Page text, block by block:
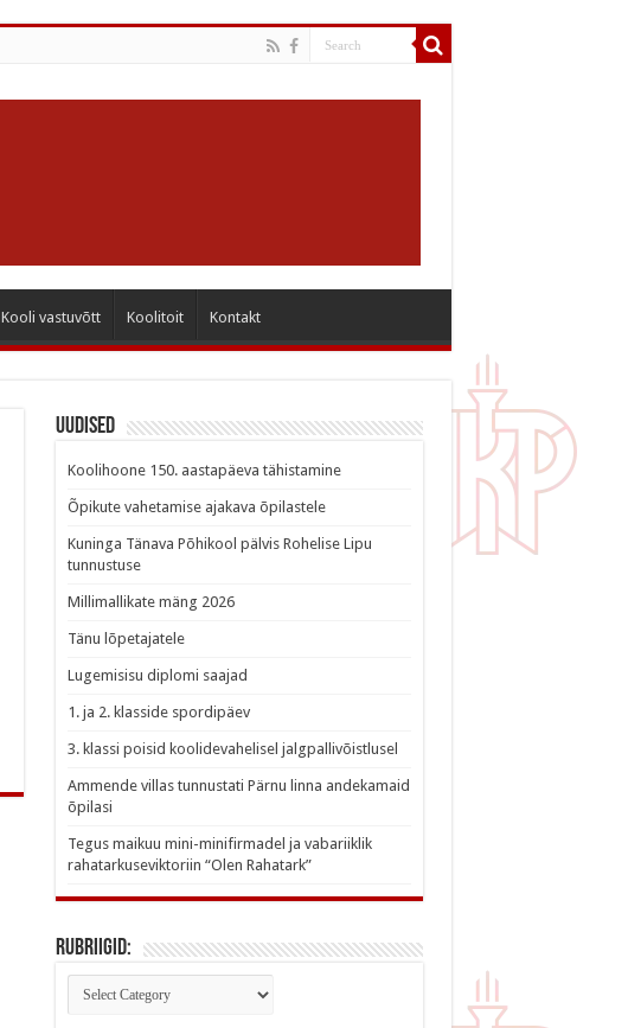
Kooli vastuvõtt Koolitoit Kontakt
Uudised
Koolihoone 150. aastapäeva tähistamine
Õpikute vahetamise ajakava õpilastele
Kuninga Tänava Põhikool pälvis Rohelise Lipu
tunnustuse
Millimallikate mäng 2026
Tänu lõpetajatele
Lugemisisu diplomi saajad
1. ja 2. klasside spordipäev
3. klassi poisid koolidevahelisel jalgpallivõistlusel
Ammende villas tunnustati Pärnu linna andekamaid
õpilasi
Tegus maikuu mini-minifirmadel ja vabariiklik
rahatarkuseviktoriin “Olen Rahatark”
Rubriigid:
Rubriigid: